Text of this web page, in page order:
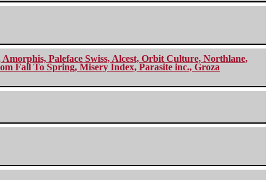
Paleface Swiss, Alcest, Orbit Culture, Northlane,
Fall To Spring, Misery Index, Parasite inc., Groza